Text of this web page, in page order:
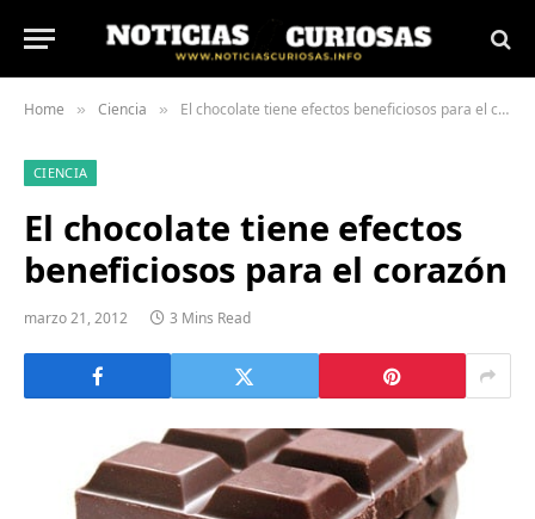
Home » Ciencia » El chocolate tiene efectos beneficiosos para el corazón
CIENCIA
El chocolate tiene efectos
beneficiosos para el corazón
marzo 21, 2012 3 Mins Read